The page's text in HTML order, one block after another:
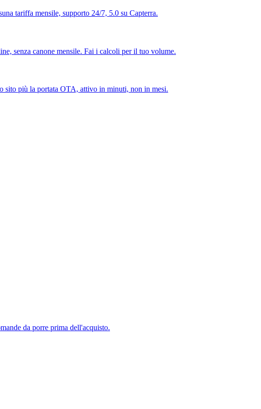
tariffa mensile, supporto 24/7, 5.0 su Capterra.
senza canone mensile. Fai i calcoli per il tuo volume.
sito più la portata OTA, attivo in minuti, non in mesi.
da porre prima dell'acquisto.